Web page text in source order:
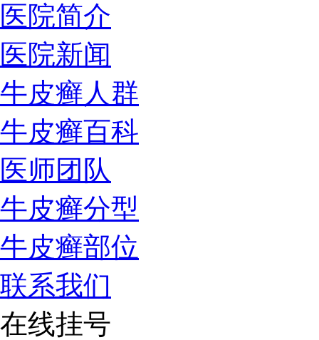
医院简介
医院新闻
牛皮癣人群
牛皮癣百科
医师团队
牛皮癣分型
牛皮癣部位
联系我们
在线挂号